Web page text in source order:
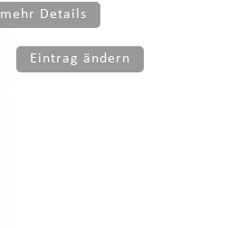
mehr Details
Eintrag ändern